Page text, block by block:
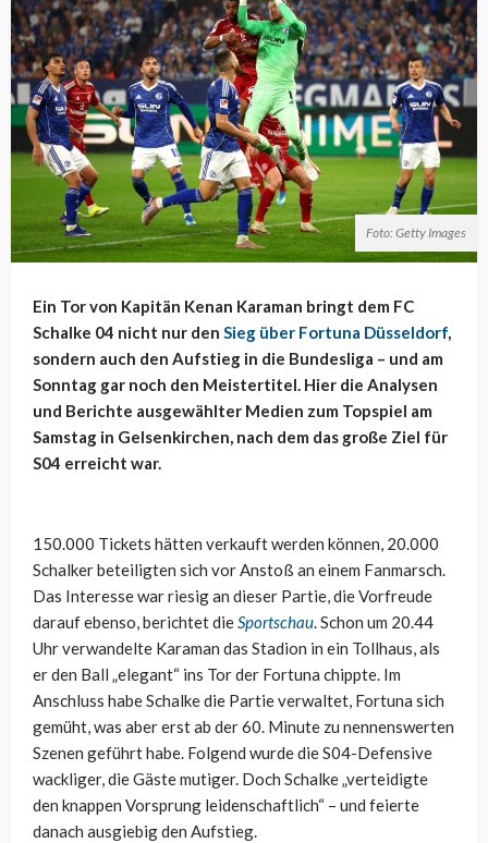
Foto: Getty Images
Ein Tor von Kapitän Kenan Karaman bringt dem FC
Schalke 04 nicht nur den Sieg über Fortuna Düsseldorf,
sondern auch den Aufstieg in die Bundesliga – und am
Sonntag gar noch den Meistertitel. Hier die Analysen
und Berichte ausgewählter Medien zum Topspiel am
Samstag in Gelsenkirchen, nach dem das große Ziel für
S04 erreicht war.
150.000 Tickets hätten verkauft werden können, 20.000
Schalker beteiligten sich vor Anstoß an einem Fanmarsch.
Das Interesse war riesig an dieser Partie, die Vorfreude
darauf ebenso, berichtet dieSportschau. Schon um 20.44
Uhr verwandelte Karaman das Stadion in ein Tollhaus, als
er den Ball „elegant“ ins Tor der Fortuna chippte. Im
Anschluss habe Schalke die Partie verwaltet, Fortuna sich
gemüht, was aber erst ab der 60. Minute zu nennenswerten
Szenen geführt habe. Folgend wurde die S04-Defensive
wackliger, die Gäste mutiger. Doch Schalke „verteidigte
den knappen Vorsprung leidenschaftlich“ – und feierte
danach ausgiebig den Aufstieg.